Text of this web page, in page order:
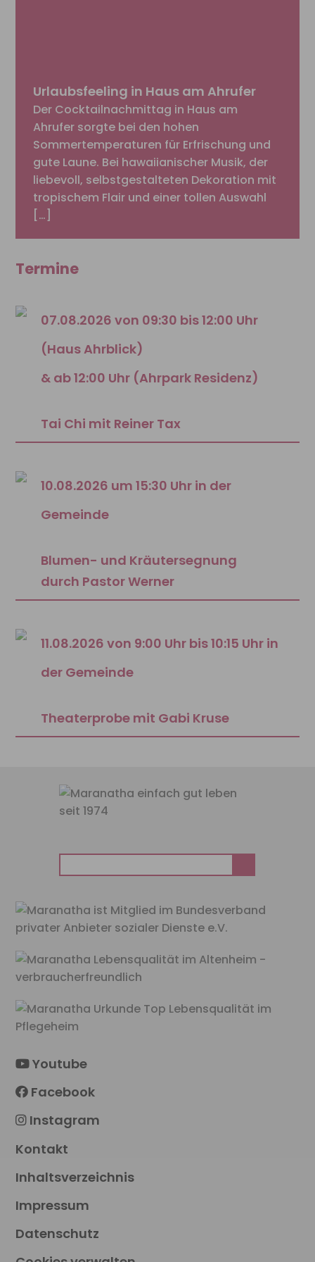
Urlaubsfeeling in Haus am Ahrufer
Der Cocktailnachmittag in Haus am
Ahrufer sorgte bei den hohen
Sommertemperaturen für Erfrischung und
gute Laune. Bei hawaiianischer Musik, der
liebevoll, selbstgestalteten Dekoration mit
tropischem Flair und einer tollen Auswahl
[…]
Termine
07.08.2026 von 09:30 bis 12:00 Uhr
(Haus Ahrblick)
& ab 12:00 Uhr (Ahrpark Residenz)
Tai Chi mit Reiner Tax
10.08.2026 um 15:30 Uhr in der
Gemeinde
Blumen- und Kräutersegnung
durch Pastor Werner
11.08.2026 von 9:00 Uhr bis 10:15 Uhr in
der Gemeinde
Theaterprobe mit Gabi Kruse
nach:
Youtube
Facebook
Instagram
Kontakt
Inhaltsverzeichnis
Impressum
Datenschutz